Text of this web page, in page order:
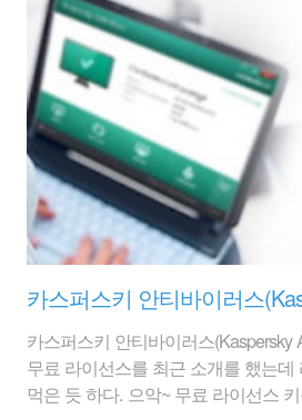
것이다.USB의 사용도 점차 줄어드
10 미디어 생성 툴은 윈도우10 다운
도우10 USB로도 바로 만들 수가 있
아래에서 다운로드만 해 보자. 1. 사
https://www.microsoft.com/ko-kr/
download/windows10 )에 접속하여 [
를..
카스퍼스키 안티바이러스(Kaspersky
무료 라이선스를 최근 소개를 했는
먹은 듯 하다. 으악~ 무료 라이선스